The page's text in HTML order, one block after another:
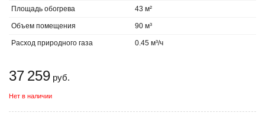
Площадь обогрева 43 м²
Объем помещения 90 м³
Расход природного газа 0.45 м³/ч
37 259 руб.
Нет в наличии